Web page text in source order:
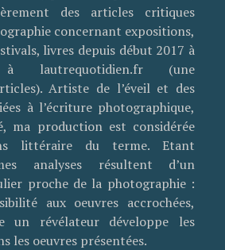
des articles critiques
concernant expositions,
livres depuis début 2017 à
à lautrequotidien.fr (une
Artiste de l’éveil et des
à l’écriture photographique,
ma production est considérée
littéraire du terme. Etant
analyses résultent d’un
proche de la photographie :
aux oeuvres accrochées,
un révélateur développe les
les oeuvres présentées.